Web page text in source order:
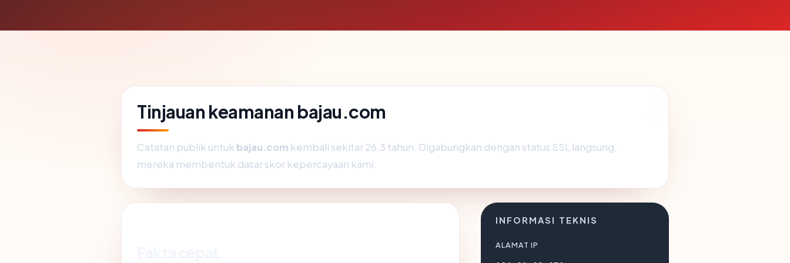
Tinjauan keamanan bajau.com
Catatan publik untuk bajau.com kembali sekitar 26.3 tahun. Digabungkan dengan status SSL langsung,
mereka membentuk dasar skor kepercayaan kami.
INFORMASI TEKNIS
ALAMAT IP